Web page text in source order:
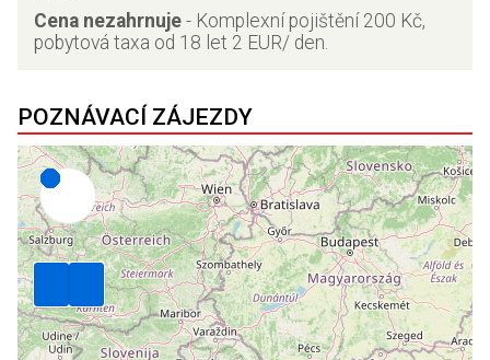
Cena nezahrnuje - Komplexní pojištění 200 Kč,
pobytová taxa od 18 let 2 EUR/ den.
POZNÁVACÍ ZÁJEZDY